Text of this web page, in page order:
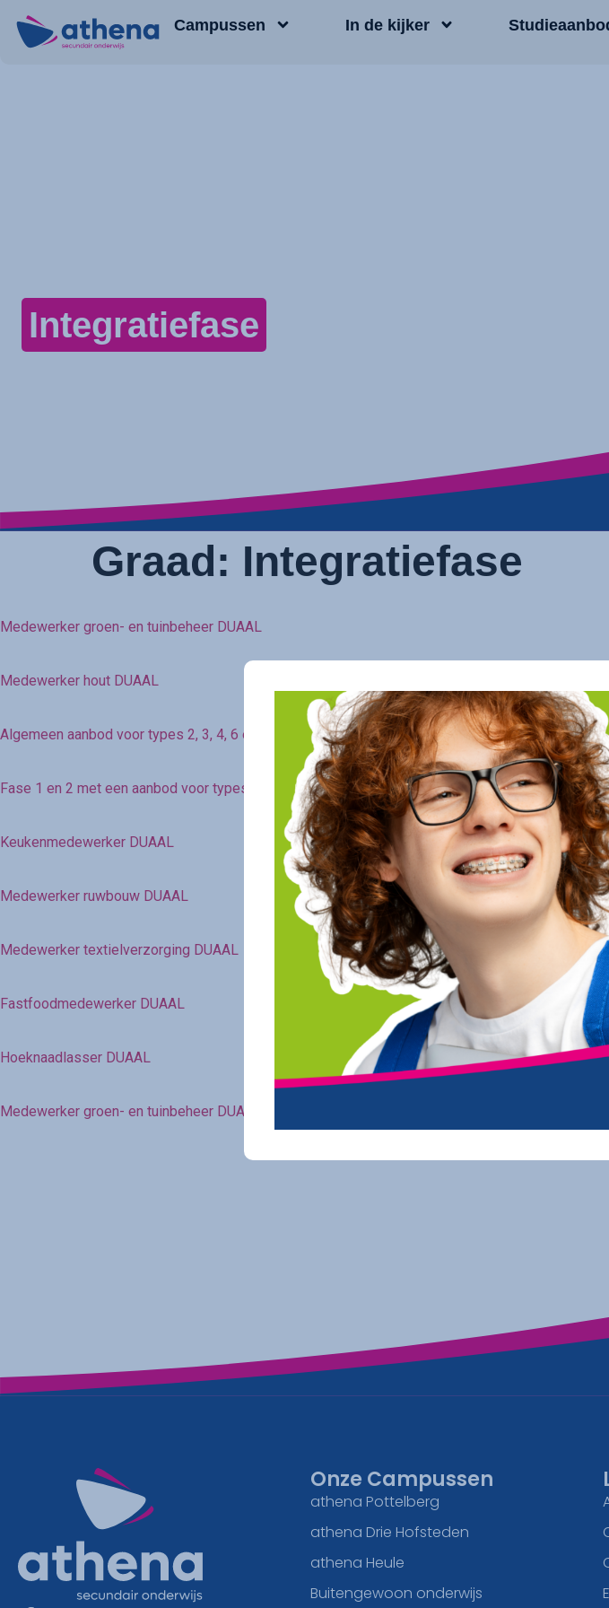
Campussen In de kijker
Integratiefase
Graad: Integratiefase
Medewerker groen- en tuinbeheer DUAAL
Medewerker hout DUAAL
Algemeen aanbod voor types 2, 3, 4, 6 en 9
Fase 1 en 2 met een aanbod voor types 2, 3, 4, 6 en 9
Keukenmedewerker DUAAL
Medewerker ruwbouw DUAAL
Medewerker textielverzorging DUAAL
Fastfoodmedewerker DUAAL
Hoeknaadlasser DUAAL
Medewerker groen- en tuinbeheer DUAAL – 202
Onze Campussen
athena Pottelberg
athena Drie Hofsteden
athena Heule
Buitengewoon onderwijs